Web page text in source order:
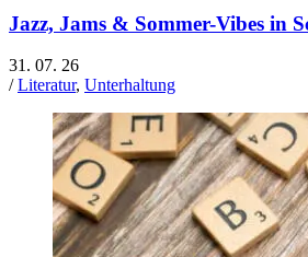
Jazz, Jams & Sommer-Vibes in
31. 07. 26
/Literatur, Unterhaltung